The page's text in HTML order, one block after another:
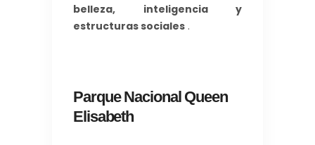
belleza, inteligencia y
estructuras sociales .
Parque Nacional Queen
Elisabeth